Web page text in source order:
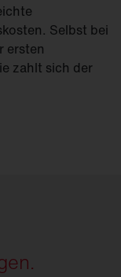
Selbst bei
ersten
zahlt sich der